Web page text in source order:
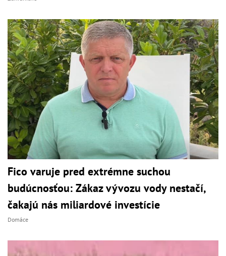
Fico varuje pred extrémne suchou
budúcnosťou: Zákaz vývozu vody nestačí,
čakajú nás miliardové investície
Domáce